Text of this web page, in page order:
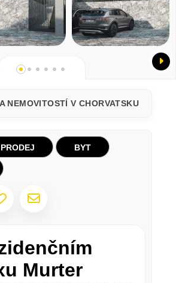
NEMOVITOSTÍ V CHORVATSKU
PRODEJ BYT
Murter